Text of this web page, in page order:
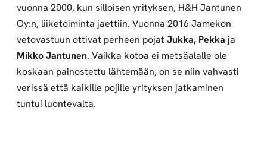
vuonna 2000, kun silloisen yrityksen, H&H Jantunen
Oy:n, liiketoiminta jaettiin. Vuonna 2016 Jamekon
vetovastuun ottivat perheen pojat Jukka, Pekka ja
Mikko Jantunen. Vaikka kotoa ei metsäalalle ole
koskaan painostettu lähtemään, on se niin vahvasti
verissä että kaikille pojille yrityksen jatkaminen
tuntui luontevalta.